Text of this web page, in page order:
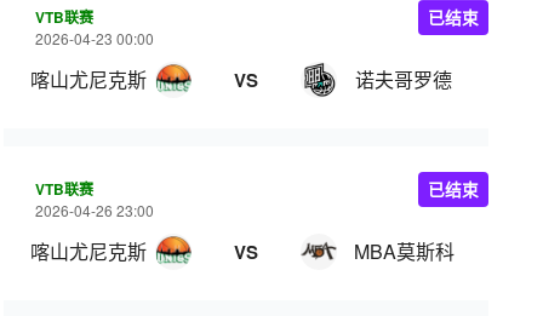
VTB联赛
2026-04-23 00:00
喀山尤尼克斯 VS 诺夫哥罗德
已结束
VTB联赛
2026-04-26 23:00
喀山尤尼克斯 VS MBA莫斯科
已结束